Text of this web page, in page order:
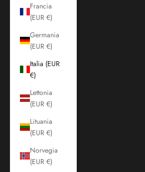
Francia
(EUR €)
Germania
(EUR €)
Italia (EUR
€)
Lettonia
(EUR €)
Lituania
(EUR €)
Norvegia
(EUR €)